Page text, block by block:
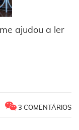
ajudou a ler
3 COMENTÁRIOS